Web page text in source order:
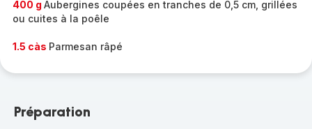
400 g Aubergines coupées en tranches de 0,5 cm, grillées
ou cuites à la poêle
1.5 càs Parmesan râpé
Préparation